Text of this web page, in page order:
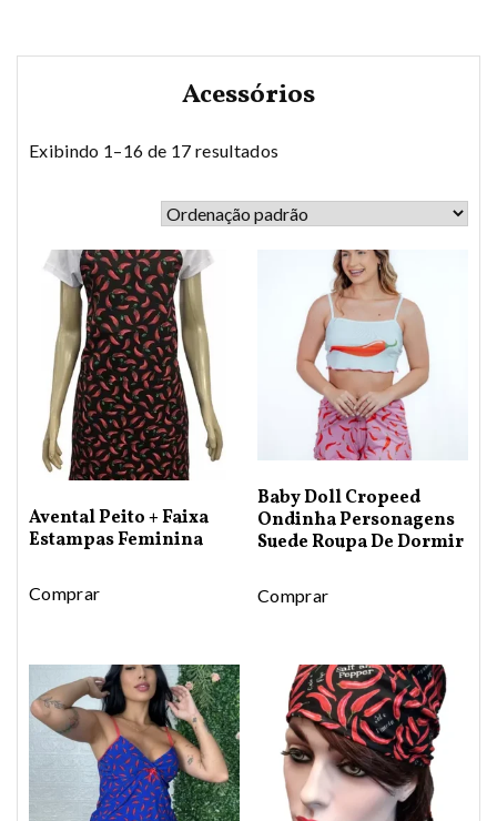
Acessórios
Exibindo 1–16 de 17 resultados
Avental Peito + Faixa
Estampas Feminina
Comprar
Baby Doll Cropeed
Ondinha Personagens
Suede Roupa De Dormir
Comprar